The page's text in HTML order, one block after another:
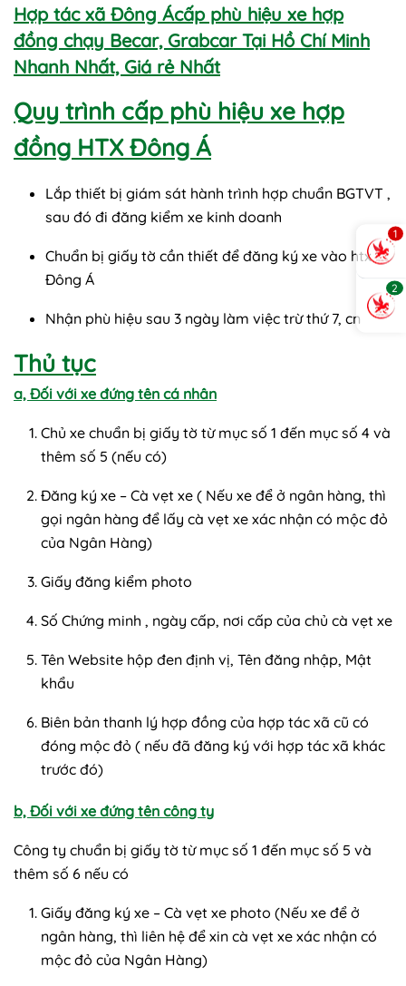
Hợp tác xã Đông Ácấp phù hiệu xe hợp
đồng chạy Becar, Grabcar Tại Hồ Chí Minh
Nhanh Nhất, Giá rẻ Nhất
Quy trình cấp phù hiệu xe hợp
đồng HTX Đông Á
Lắp thiết bị giám sát hành trình hợp chuẩn BGTVT ,
sau đó đi đăng kiểm xe kinh doanh
Chuẩn bị giấy tờ cần thiết để đăng ký xe vào htx
Đông Á
Nhận phù hiệu sau 3 ngày làm việc trừ thứ 7, cn
Thủ tục
a, Đối với xe đứng tên cá nhân
Chủ xe chuẩn bị giấy tờ từ mục số 1 đến mục số 4 và
thêm số 5 (nếu có)
Đăng ký xe – Cà vẹt xe ( Nếu xe để ở ngân hàng, thì
gọi ngân hàng để lấy cà vẹt xe xác nhận có mộc đỏ
của Ngân Hàng)
Giấy đăng kiểm photo
Số Chứng minh , ngày cấp, nơi cấp của chủ cà vẹt xe
Tên Website hộp đen định vị, Tên đăng nhập, Mật
khẩu
Biên bản thanh lý hợp đồng của hợp tác xã cũ có
đóng mộc đỏ ( nếu đã đăng ký với hợp tác xã khác
trước đó)
b, Đối với xe đứng tên công ty
Công ty chuẩn bị giấy tờ từ mục số 1 đến mục số 5 và
thêm số 6 nếu có
Giấy đăng ký xe – Cà vẹt xe photo (Nếu xe để ở
ngân hàng, thì liên hệ để xin cà vẹt xe xác nhận có
mộc đỏ của Ngân Hàng)
1
2